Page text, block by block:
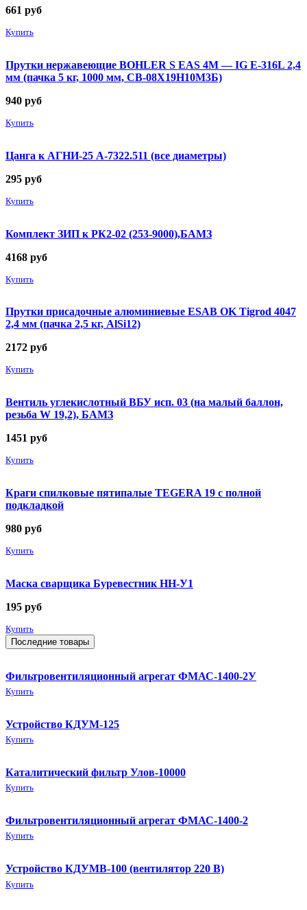
661 руб
Купить
Прутки нержавеющие BOHLER S EAS 4M — IG E-316L 2,4
мм (пачка 5 кг, 1000 мм, СВ-08Х19Н10М3Б)
940 руб
Купить
Цанга к АГНИ-25 А-7322.511 (все диаметры)
295 руб
Купить
Комплект ЗИП к РК2-02 (253-9000),БАМЗ
4168 руб
Купить
Прутки присадочные алюминиевые ESAB OK Tigrod 4047
2,4 мм (пачка 2,5 кг, AlSi12)
2172 руб
Купить
Вентиль углекислотный ВБУ исп. 03 (на малый баллон,
резьба W 19,2), БАМЗ
1451 руб
Купить
Краги спилковые пятипалые TEGERA 19 с полной
подкладкой
980 руб
Купить
Маска сварщика Буревестник НН-У1
195 руб
Купить
Последние товары
Фильтровентиляционный агрегат ФМАС-1400-2У
Купить
Устройство КДУМ-125
Купить
Каталитический фильтр Улов-10000
Купить
Фильтровентиляционный агрегат ФМАС-1400-2
Купить
Устройство КДУМВ-100 (вентилятор 220 В)
Купить